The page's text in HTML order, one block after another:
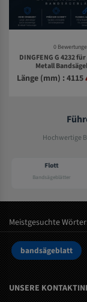
0
DINGFENG G 4232
Metall
Länge (mm) : 4115
Hochwertige
Flott
Bandsägeblätter
Meistgesuchte
bandsägeblatt
UNSERE